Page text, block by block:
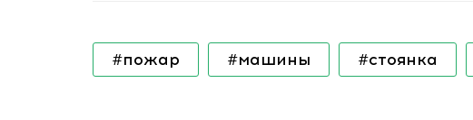
#пожар #машины #стоянка